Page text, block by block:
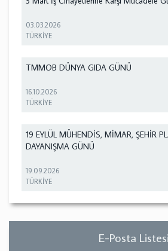
03.03.2026
TÜRKİYE
TMMOB DÜNYA GIDA GÜNÜ
16.10.2026
TÜRKİYE
19 EYLÜL MÜHENDİS, MİMAR, ŞEHİR
DAYANIŞMA GÜNÜ
19.09.2026
TÜRKİYE
E-Posta Listesi